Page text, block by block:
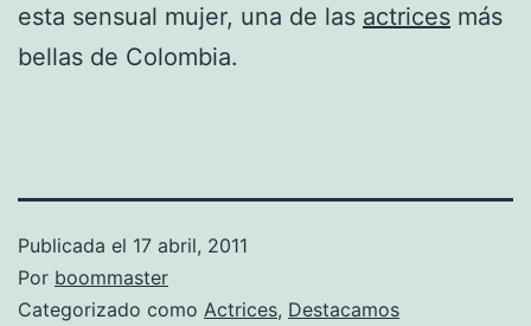
esta sensual mujer, una de las actrices más
bellas de Colombia.
Publicada el 17 abril, 2011
Por boommaster
Categorizado como Actrices, Destacamos